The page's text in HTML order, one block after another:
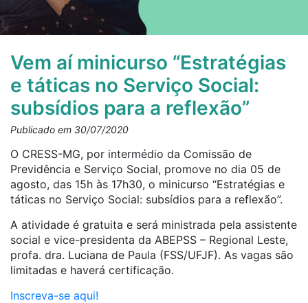
Vem aí minicurso “Estratégias
e táticas no Serviço Social:
subsídios para a reflexão”
Publicado em 30/07/2020
O CRESS-MG, por intermédio da Comissão de
Previdência e Serviço Social, promove no dia 05 de
agosto, das 15h às 17h30, o minicurso “Estratégias e
táticas no Serviço Social: subsídios para a reflexão”.
A atividade é gratuita e será ministrada pela assistente
social e vice-presidenta da ABEPSS – Regional Leste,
profa. dra. Luciana de Paula (FSS/UFJF). As vagas são
limitadas e haverá certificação.
Inscreva-se aqui!